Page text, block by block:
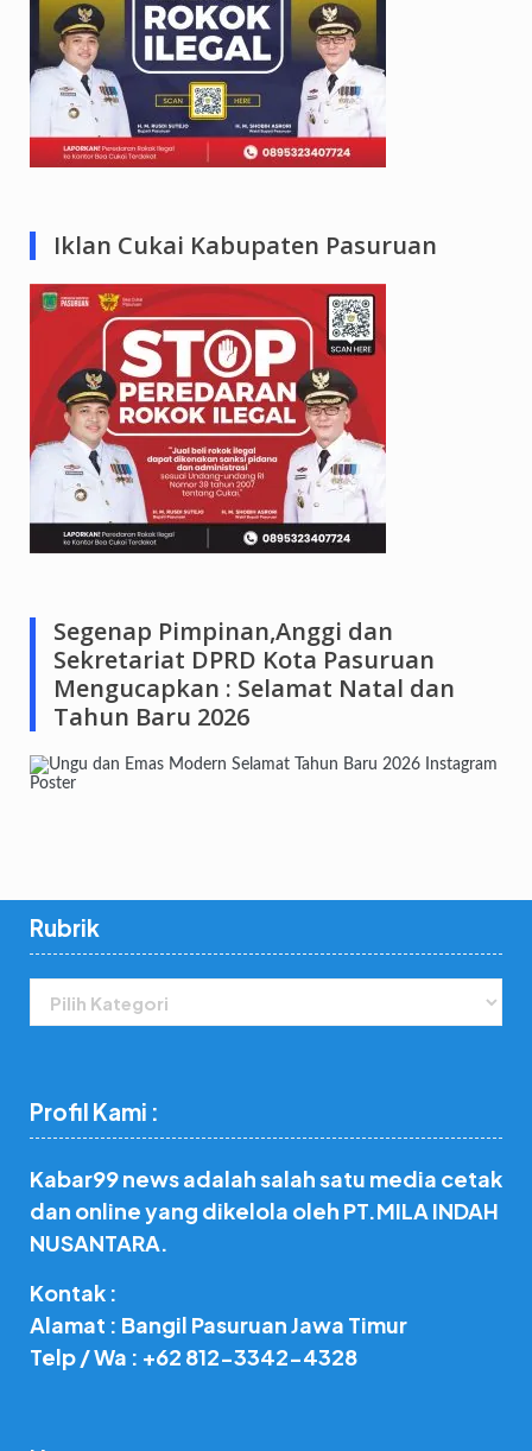
Iklan Cukai Kabupaten Pasuruan
Segenap Pimpinan,Anggi dan
Sekretariat DPRD Kota Pasuruan
Mengucapkan : Selamat Natal dan
Tahun Baru 2026
Rubrik
Profil Kami :
Kabar99 news adalah salah satu media cetak
dan online yang dikelola oleh PT.MILA INDAH
NUSANTARA.
Kontak :
Alamat : Bangil Pasuruan Jawa Timur
Telp / Wa : +62 812-3342-4328